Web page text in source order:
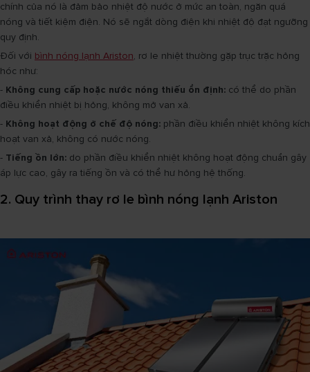
chính của nó là đảm bảo nhiệt độ nước ở mức an toàn, ngăn quá
nóng và tiết kiệm điện. Nó sẽ ngắt dòng điện khi nhiệt độ đạt ngưỡng
quy định.
Đối với bình nóng lạnh Ariston, rơ le nhiệt thường gặp trục trặc hỏng
hóc như:
- Không cung cấp hoặc nước nóng thiếu ổn định: có thể do phần
điều khiển nhiệt bị hỏng, không mở van xả.
- Không hoạt động ở chế độ nóng: phần điều khiển nhiệt không kích
hoạt van xả, không có nước nóng.
- Tiếng ồn lớn: do phần điều khiển nhiệt không hoạt động chuẩn gây
áp lực cao, gây ra tiếng ồn và có thể hư hỏng hệ thống.
2. Quy trình thay rơ le bình nóng lạnh Ariston